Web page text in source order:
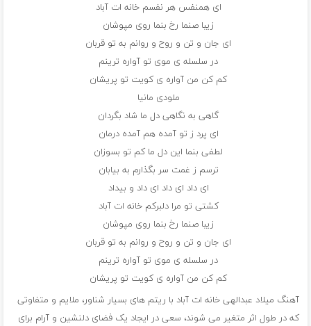
ای همنفس هر نفسم خانه ات آباد
زیبا صنما رخ بنما روی مپوشان
ای جان و تن و روح و روانم به تو قربان
در سلسله ی موی تو آواره ترینم
کم کن من آواره ی کویت تو پریشان
ملودی مانیا
گاهی به نگاهی دل ما شاد بگردان
ای پرد ز تو آمده هم آمده درمان
لطفی بنما این دل ما کم تو بسوزان
ترسم ز غمت سر بگذارم به بیابان
ای داد ای داد ای داد و بیداد
کشتی تو مرا دلبرکم خانه ات آباد
زیبا صنما رخ بنما روی مپوشان
ای جان و تن و روح و روانم به تو قربان
در سلسله ی موی تو آواره ترینم
کم کن من آواره ی کویت تو پریشان
آهنگ میلاد عبدالهی خانه ات آباد با ریتم های بسیار شناور، ملایم و متفاوتی
که در طول اثر متغیر می شوند، سعی در ایجاد یک فضای دلنشین و آرام برای